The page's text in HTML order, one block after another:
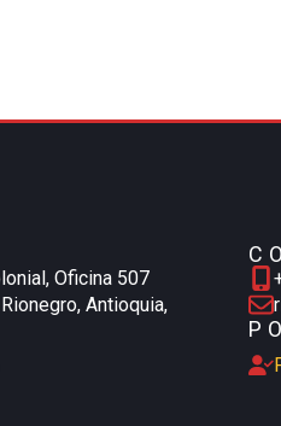
Oficina 507
Antioquia,